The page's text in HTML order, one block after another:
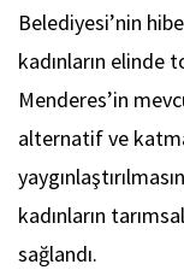
Belediyesi’nin
kadınların elinde
Menderes’in
alternatif ve
kadınların
sağlandı.